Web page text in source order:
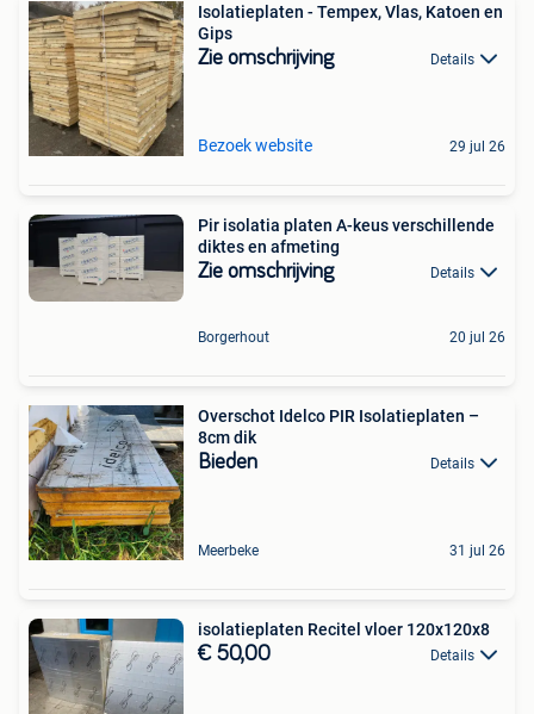
Isolatieplaten - Tempex, Vlas, Katoen en
Gips
Zie omschrijving Details
Bezoek website 29 jul 26
Pir isolatia platen A-keus verschillende
diktes en afmeting
Zie omschrijving Details
Borgerhout 20 jul 26
Overschot Idelco PIR Isolatieplaten –
8cm dik
Bieden Details
Meerbeke 31 jul 26
isolatieplaten Recitel vloer 120x120x8
€ 50,00 Details